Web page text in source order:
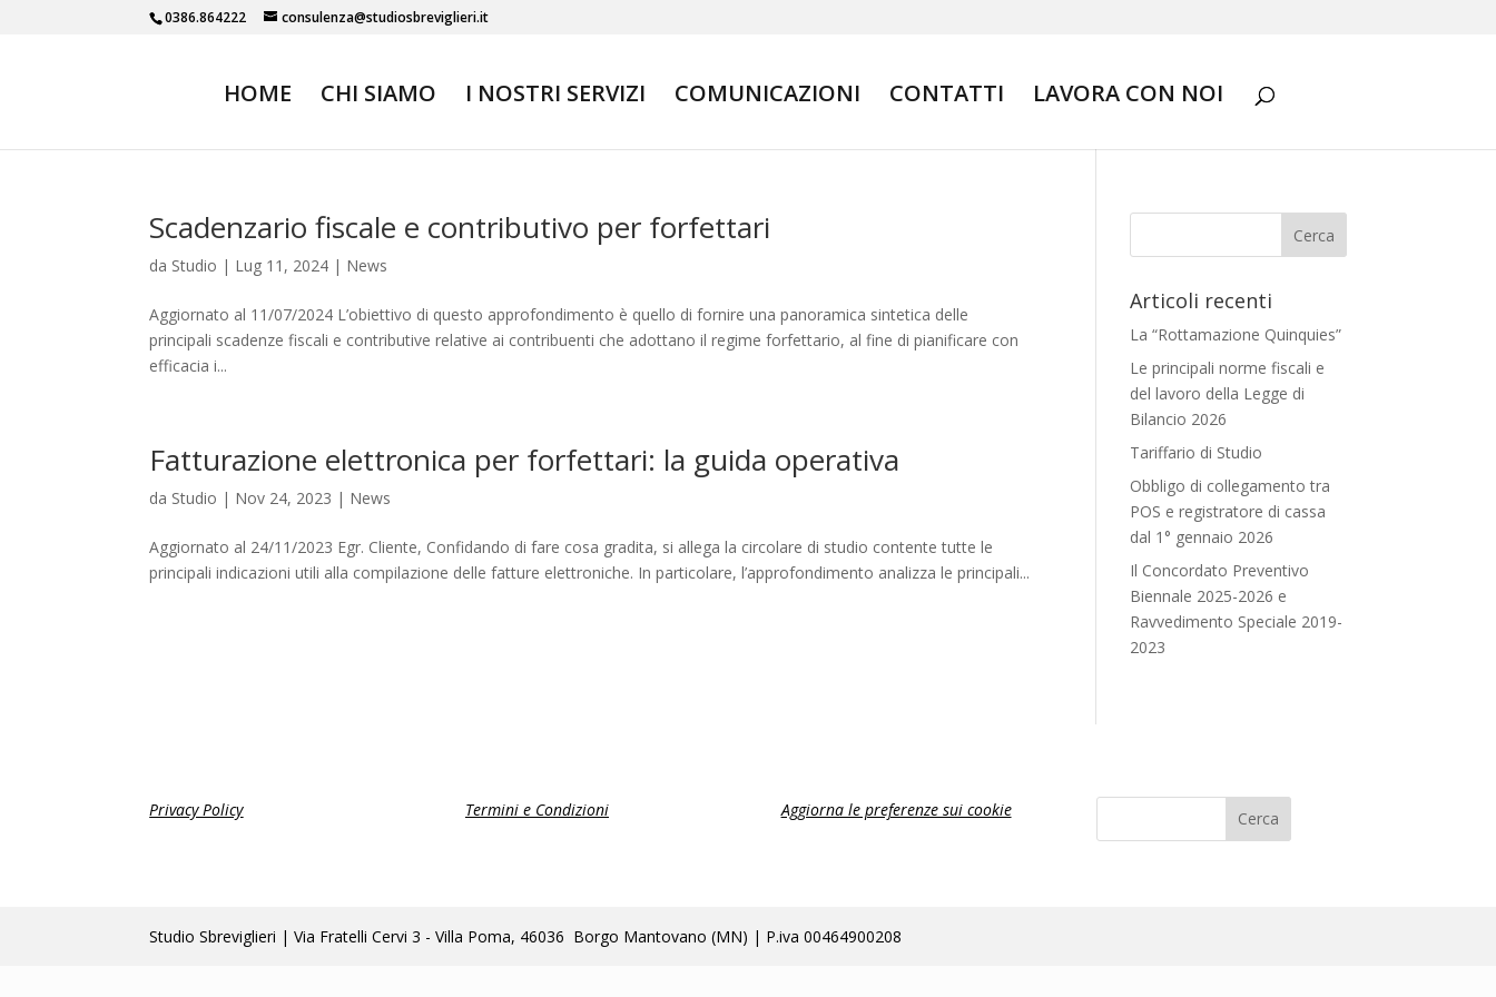
0386.864222 consulenza@studiosbreviglieri.it
HOME CHI SIAMO I NOSTRI SERVIZI COMUNICAZIONI CONTATTI LAVORA CON NOI
Scadenzario fiscale e contributivo per forfettari
da Studio | Lug 11, 2024 | News
Aggiornato al 11/07/2024 L’obiettivo di questo approfondimento è quello di fornire una panoramica sintetica delle
principali scadenze fiscali e contributive relative ai contribuenti che adottano il regime forfettario, al fine di pianificare con
efficacia i...
Fatturazione elettronica per forfettari: la guida operativa
da Studio | Nov 24, 2023 | News
Aggiornato al 24/11/2023 Egr. Cliente, Confidando di fare cosa gradita, si allega la circolare di studio contente tutte le
principali indicazioni utili alla compilazione delle fatture elettroniche. In particolare, l’approfondimento analizza le principali...
Articoli recenti
La “Rottamazione Quinquies”
Le principali norme fiscali e
del lavoro della Legge di
Bilancio 2026
Tariffario di Studio
Obbligo di collegamento tra
POS e registratore di cassa
dal 1° gennaio 2026
Il Concordato Preventivo
Biennale 2025-2026 e
Ravvedimento Speciale 2019-
2023
Privacy Policy Termini e Condizioni Aggiorna le preferenze sui cookie
Studio Sbreviglieri | Via Fratelli Cervi 3 - Villa Poma, 46036 Borgo Mantovano (MN) | P.iva 00464900208